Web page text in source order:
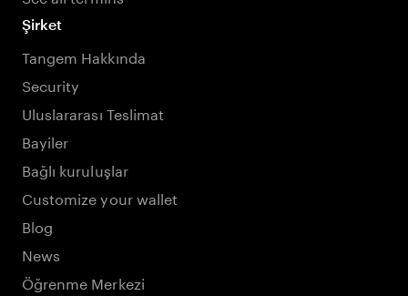
Şirket
Tangem Hakkında
Security
Uluslararası Teslimat
Bayiler
Bağlı kuruluşlar
Customize your wallet
Blog
News
Öğrenme Merkezi